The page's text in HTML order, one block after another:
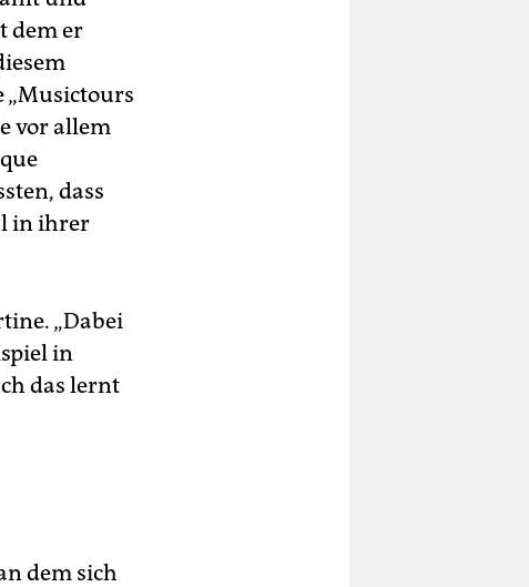
dem er
„Musictours
vor allem
dass
in ihrer
„Dabei
in
das lernt
dem sich